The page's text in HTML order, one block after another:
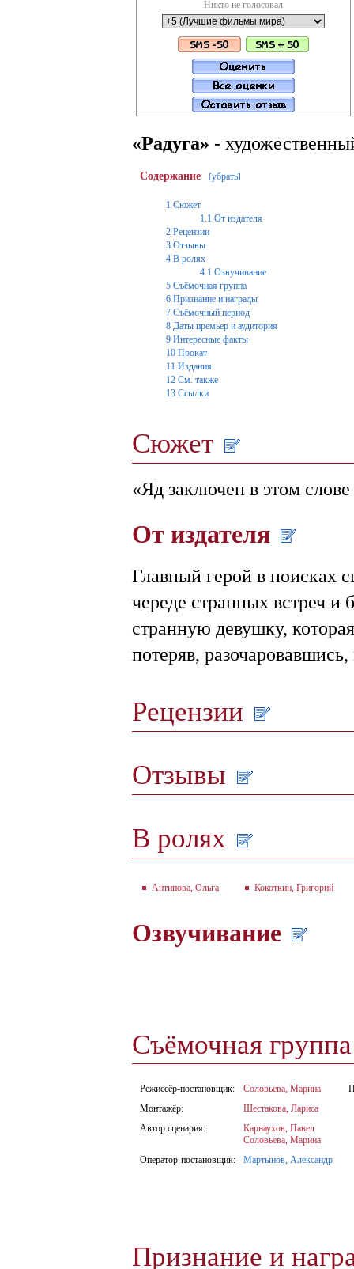
Никто не голосовал
«Радуга» -
Содержание [убрать]
1 Сюжет
1.1 От издателя
2 Рецензии
3 Отзывы
4 В ролях
4.1 Озвучивание
5 Съёмочная группа
6 Признание и награды
7 Съёмочный период
8 Даты премьер и аудитория
9 Интересные факты
10 Прокат
11 Издания
12 См. также
13 Ссылки
Сюжет
«Яд заключен в этом
От издателя
Главный герой в поисках
череде странных встреч и
странную девушку,
потеряв,
Рецензии
Отзывы
В ролях
Антипова, Ольга Кокоткин, Григорий
Озвучивание
Съёмочная
Режиссёр-постановщик:
Соловьева, Марина
Монтажёр:
Шестакова, Лариса
Автор сценария:
Карнаухов, Павел
Соловьева, Марина
Оператор-постановщик:
Мартынов, Александр
Признание и